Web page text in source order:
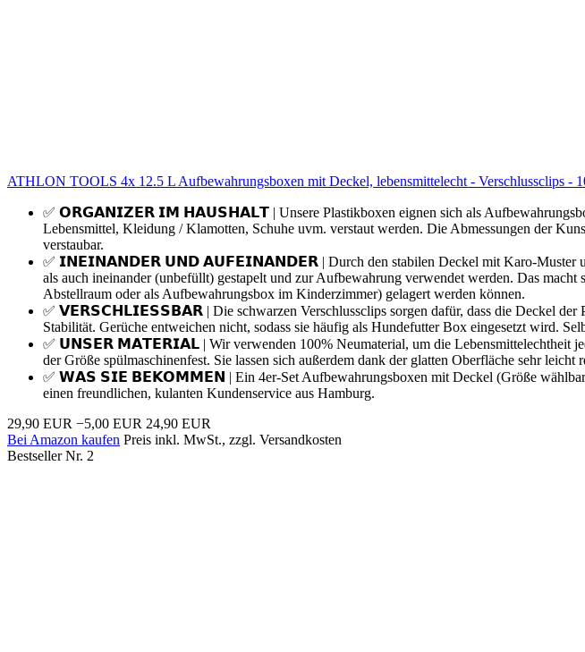
ATHLON TOOLS 4x 12.5 L Aufbewahrungsboxen mit Deckel, lebensmittelecht - Verschlussclips -
✅ 𝗢𝗥𝗚𝗔𝗡𝗜𝗭𝗘𝗥 𝗜𝗠 𝗛𝗔𝗨𝗦𝗛𝗔𝗟𝗧 | Unsere Plastikboxen eignen sich als Aufbewahrungsbox
Lebensmittel, Kleidung / Klamotten, Schuhe uvm. verstaut werden. Die Abmessungen der
verstaubar.
✅ 𝗜𝗡𝗘𝗜𝗡𝗔𝗡𝗗𝗘𝗥 𝗨𝗡𝗗 𝗔𝗨𝗙𝗘𝗜𝗡𝗔𝗡𝗗𝗘𝗥 | Durch den stabilen Deckel mit Karo-Muster und
als auch ineinander (unbefüllt) gestapelt und zur Aufbewahrung verwendet werden. Das
Abstellraum oder als Aufbewahrungsbox im Kinderzimmer) gelagert werden können.
✅ 𝗩𝗘𝗥𝗦𝗖𝗛𝗟𝗜𝗘𝗦𝗦𝗕𝗔𝗥 | Die schwarzen Verschlussclips sorgen dafür, dass die Deckel der
Stabilität. Gerüche entweichen nicht, sodass sie häufig als Hundefutter Box eingesetzt wird.
✅ 𝗨𝗡𝗦𝗘𝗥 𝗠𝗔𝗧𝗘𝗥𝗜𝗔𝗟 | Wir verwenden 100% Neumaterial, um die Lebensmittelechtheit
der Größe spülmaschinenfest. Sie lassen sich außerdem dank der glatten Oberfläche sehr
✅ 𝗪𝗔𝗦 𝗦𝗜𝗘 𝗕𝗘𝗞𝗢𝗠𝗠𝗘𝗡 | Ein 4er-Set Aufbewahrungsboxen mit Deckel (Größe wählbar
einen freundlichen, kulanten Kundenservice aus Hamburg.
29,90 EUR −5,00 EUR 24,90 EUR
Bei Amazon kaufen Preis inkl. MwSt., zzgl. Versandkosten
Bestseller Nr. 2